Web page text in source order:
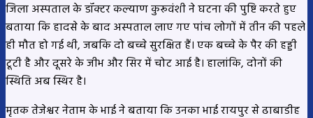
जिला अस्पताल के डॉक्टर कल्याण कुरूवंशी ने घटना की पुष्टि करते हुए
बताया कि हादसे के बाद अस्पताल लाए गए पांच लोगों में तीन की पहले
ही मौत हो गई थी, जबकि दो बच्चे सुरक्षित हैं। एक बच्चे के पैर की हड्डी
टूटी है और दूसरे के जीभ और सिर में चोट आई है। हालांकि, दोनों की
स्थिति अब स्थिर है।
मृतक तेजेश्वर नेताम के भाई ने बताया कि उनका भाई रायपुर से ढाबाडीह